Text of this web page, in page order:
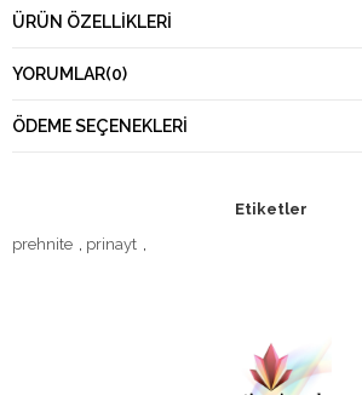
ÜRÜN ÖZELLIKLERI
YORUMLAR(0)
ÖDEME SEÇENEKLERI
Etiketler
prehnite , prinayt ,